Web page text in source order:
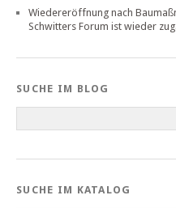
Wiedereröffnung nach
Schwitters Forum ist wieder
SUCHE IM BLOG
SUCHE IM KATALOG